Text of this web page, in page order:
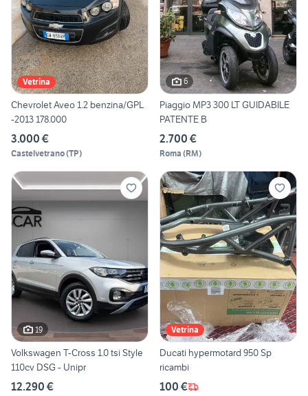
Vetrina
Chevrolet Aveo 1.2 benzina/GPL
-2013 178.000
3.000 €
Castelvetrano(TP)
6
Piaggio MP3 300 LT GUIDABILE
PATENTE B
2.700 €
Roma (RM)
19
Volkswagen T-Cross 1.0 tsi Style
110cv DSG - Unipr
12.290 €
Vetrina
Ducati hypermotard 950 Sp
ricambi
100 €